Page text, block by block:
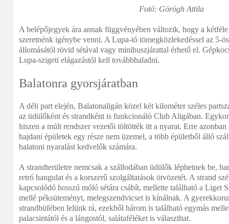
Fotó: Görögh Attila
A belépőjegyek ára annak függvényében változik, hogy a
szeretnénk igénybe venni. A Lupa-tó tömegközlekedéssel az 5-
állomásától rövid sétával vagy minibuszjárattal érhető el.
Lupa-szigeti elágazástól kell továbbhaladni.
Balatonra gyorsjáratban
A déli part elején, Balatonaligán közel két kilométer széles
az üdülőként és strandként is funkcionáló Club Aligában.
hiszen a múlt rendszer vezetői töltötték itt a nyarat. Erre
hajdani épületek egy része nem üzemel, a több épületből álló
balatoni nyaralást kedvelők számára.
A strandterületre nemcsak a szállodában üdülők léphetnek be,
retró hangulat és a korszerű szolgáltatások ötvözetét. A strand
kapcsolódó hosszú móló sétára csábít, mellette található a Liget
mellé péksüteményt, melegszendvicset is kínálnak. A
strandbüfében lelünk rá, ezekből három is található egymás
palacsintától és a lángostól, salátaféléket is választhat.